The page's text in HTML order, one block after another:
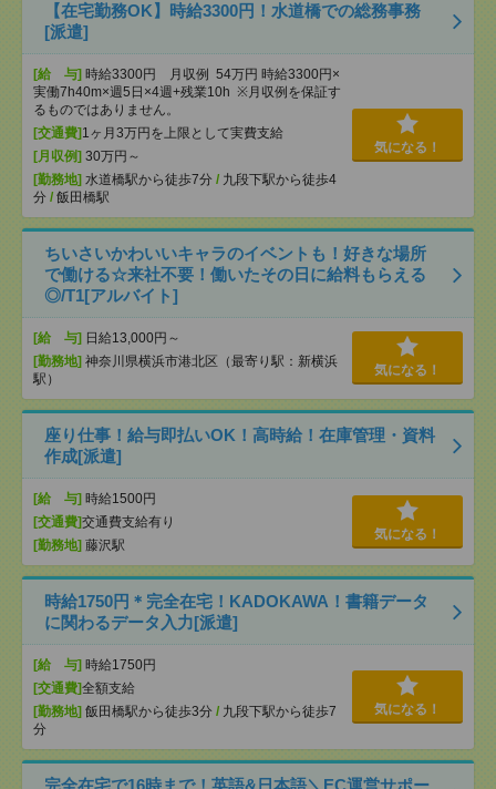
【在宅勤務OK】時給3300円！水道橋での総務事務
[派遣]
[給 与] 時給3300円 月収例 54万円 時給3300円×
実働7h40m×週5日×4週+残業10h ※月収例を保証す
るものではありません。
[交通費] 1ヶ月3万円を上限として実費支給
[月収例] 30万円～
[勤務地] 水道橋駅から徒歩7分 / 九段下駅から徒歩4
分 / 飯田橋駅
気になる！
ちいさいかわいいキャラのイベントも！好きな場所
で働ける☆来社不要！働いたその日に給料もらえる
◎/T1[アルバイト]
[給 与] 日給13,000円～
[勤務地] 神奈川県横浜市港北区（最寄り駅：新横浜
駅）
気になる！
座り仕事！給与即払いOK！高時給！在庫管理・資料
作成[派遣]
[給 与] 時給1500円
[交通費]交通費支給有り
[勤務地] 藤沢駅
気になる！
時給1750円＊完全在宅！KADOKAWA！書籍データ
に関わるデータ入力[派遣]
[給 与] 時給1750円
[交通費]全額支給
[勤務地] 飯田橋駅から徒歩3分 / 九段下駅から徒歩7
分
気になる！
完全在宅で16時まで！英語&日本語＼EC運営サポー